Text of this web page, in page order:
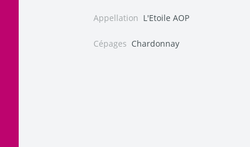
Appellation L'Etoile AOP
Cépages Chardonnay